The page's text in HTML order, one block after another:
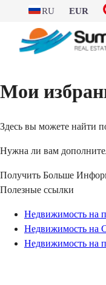
RU EUR
Мои
Здесь вы можете найти
Нужна ли вам
Получить Больше
Полезные ссылки
Недвижимость на
Недвижимость на
Недвижимость на